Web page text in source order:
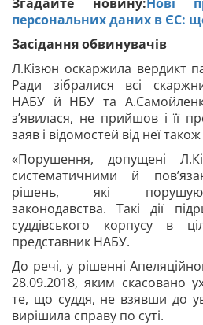
персональних даних в ЄС:
Засідання обвинувачів
Л.Кізюн оскаржила вердикт
Ради зібралися всі
НАБУ й НБУ та
з’явилася, не прийшов і її
заяв і відомостей від неї
«Порушення, допущені
систематичними й
рішень, які
законодавства. Такі дії
суддівського корпусу в
представник НАБУ.
До речі, у рішенні
28.09.2018, яким скасовано
те, що суддя, не взявши до
вирішила справу по суті.